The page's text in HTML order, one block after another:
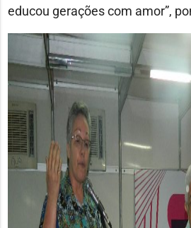
educou gerações com amor”,